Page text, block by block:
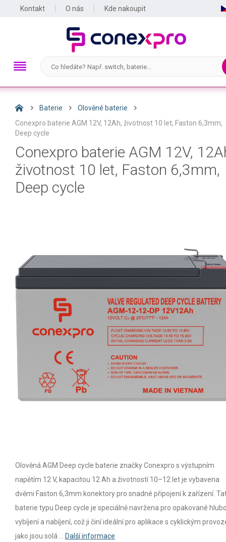
Kontakt O nás Kde nakoupit
Baterie
Olověné baterie
Conexpro baterie AGM 12V, 12Ah, životnost 10 let, Faston 6,3mm,
Deep cycle
Conexpro baterie AGM 12V,
životnost 10 let, Faston 6,3mm,
Deep cycle
Olověná AGM Deep cycle baterie značky Conexpro s výstupním
napětím 12 V, kapacitou 12 Ah a životností 10–12 let je vybavena
dvěmi Faston 6,3mm konektory pro snadné připojení k zařízení.
baterie typu Deep cycle je speciálně navržena pro opakované
vybíjení a nabíjení, což ji činí ideální pro aplikace s cyklickým
jako jsou solá ...
Další informace